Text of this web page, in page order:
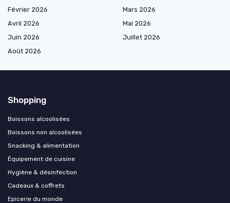
Février 2026
Mars 2026
Avril 2026
Mai 2026
Juin 2026
Juillet 2026
Août 2026
Shopping
Boissons alcoolisées
Boissons non alcoolisées
Snacking & alimentation
Équipement de cuisine
Hygiène & désinfection
Cadeaux & coffrets
Epicerie du monde